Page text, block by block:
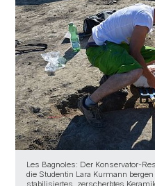
Les Bagnoles: Der Konservator-
die Studentin Lara Kurmann
stabilisiertes, zerscherbtes